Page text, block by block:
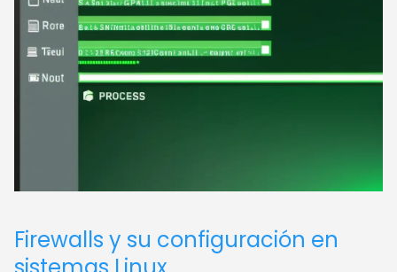
Firewalls y su configuración en